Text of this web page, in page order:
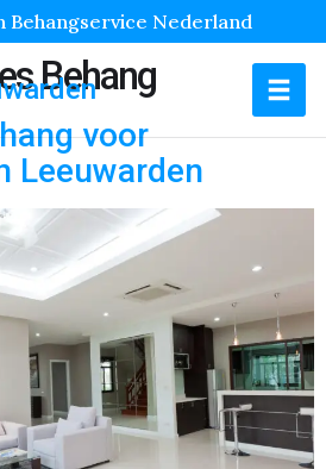
Behangservice Nederland
Behang
voor
Leeuwarden